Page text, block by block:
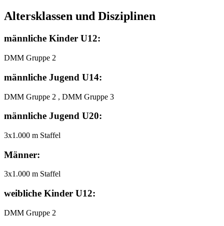
Altersklassen und Disziplinen
männliche Kinder U12:
DMM Gruppe 2
männliche Jugend U14:
DMM Gruppe 2 , DMM Gruppe 3
männliche Jugend U20:
3x1.000 m Staffel
Männer:
3x1.000 m Staffel
weibliche Kinder U12:
DMM Gruppe 2